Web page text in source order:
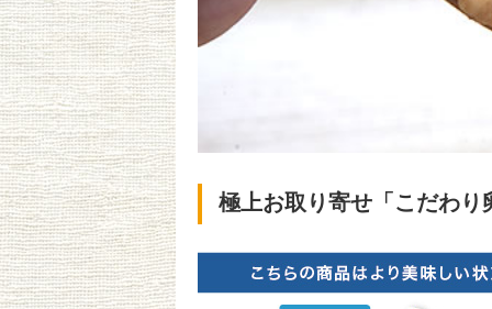
極上お取り寄せ「こだわ